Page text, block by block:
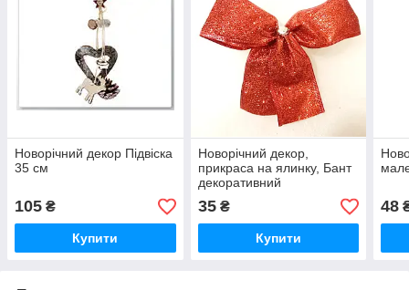
Новорічний декор Підвіска
35 см
105 ₴
Купити
Новорічний декор,
прикраса на ялинку, Бант
декоративний
35₴
Купити
48